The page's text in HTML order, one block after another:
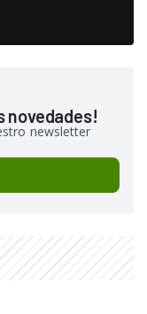
novedades!
newsletter